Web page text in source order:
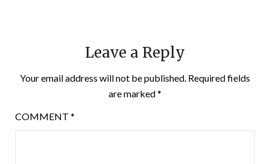
Leave a Reply
Your email address will not be published. Required fields
are marked*
COMMENT *